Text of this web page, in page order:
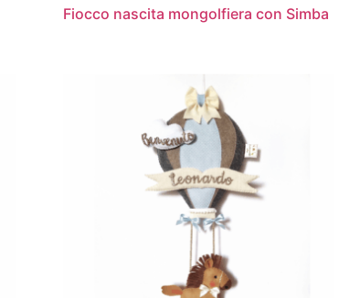
Fiocco nascita mongolfiera con Simba